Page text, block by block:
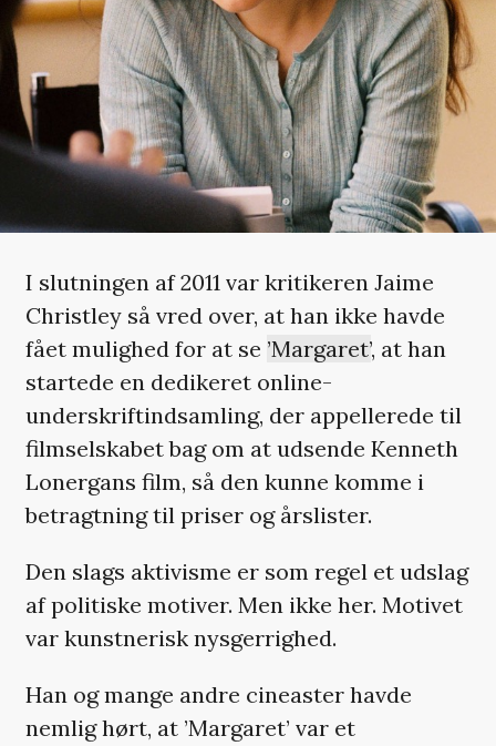
I slutningen af 2011 var kritikeren Jaime
Christley så vred over, at han ikke havde
fået mulighed for at se ’Margaret’, at han
startede en dedikeret online-
underskriftindsamling, der appellerede til
filmselskabet bag om at udsende Kenneth
Lonergans film, så den kunne komme i
betragtning til priser og årslister.
Den slags aktivisme er som regel et udslag
af politiske motiver. Men ikke her. Motivet
var kunstnerisk nysgerrighed.
Han og mange andre cineaster havde
nemlig hørt, at ’Margaret’ var et